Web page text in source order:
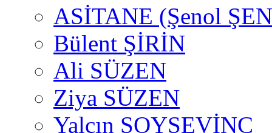
ASİTANE (Şenol
Bülent ŞİRİN
Ali SÜZEN
Ziya SÜZEN
Yalçın SOYSEVİNÇ